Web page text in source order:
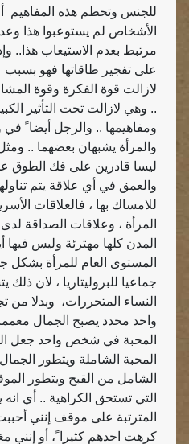
للجنس وتحطم هذه المفاهيم
الأشخاص لم يستوعبوا هذا
مرتبط بعدم الاستيعاب هذا..
على تفجير طاقاتها فهو بسبب
لازالت قوة الفكرة وقوة
.. وهي لازالت تحت التأثير
ومفاهيمها .. والرجل أيضا ً في
والمرأة يشبهان بعضهما .. ومثل
ليسا قادرين على فك الطوق عن
والعمق في أي علاقة يتم
للامساك بها ، فالعلاقات
المرأة ، وعلاقات الصداقة لدى
المدن كلها مهترئة وليس فيها
المستوى العام للمرأة بشكل
جماعيا للبروليتاريا ، لان
النساء المتحررات، وبدلا من
واحد محدد يصبح الجمال معمما
المحبة في شخص واحد جعل
المحبة الشاملة ويتطور
الشامل من القبح ويتطور
التي تستحق الكراهية .. أي انه
المترتبة على موقف إنني أحببت
كرهت احدهم كثيرا ً، أو إنني